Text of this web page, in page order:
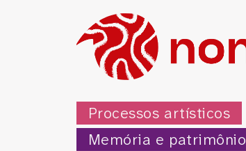
Processos artísticos
Memória e patrimônio